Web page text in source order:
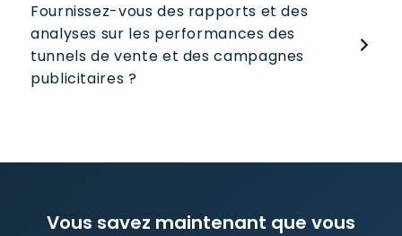
Fournissez-vous des rapports et des
analyses sur les performances des
tunnels de vente et des campagnes
publicitaires ?
Vous savez maintenant que vous